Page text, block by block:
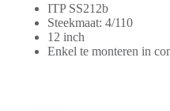
ITP SS212b
Steekmaat: 4/110
12 inch
Enkel te monteren in